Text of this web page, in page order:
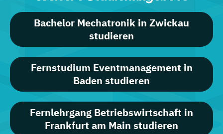
Bachelor Mechatronik in Zwickau
studieren
Fernstudium Eventmanagement in
Baden studieren
Fernlehrgang Betriebswirtschaft in
Frankfurt am Main studieren